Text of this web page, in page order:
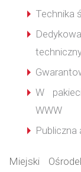
Technika
W
WWW
Publiczna
Miejski